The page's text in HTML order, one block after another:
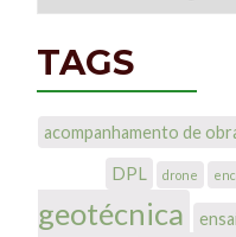
TAGS
acompanhamento de
DPL drone
geotécnica